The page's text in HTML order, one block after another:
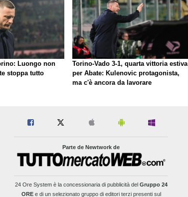
Luongo non
stoppa tutto
Torino-Vado 3-1, quarta vittoria estiva
per Abate: Kulenovic protagonista,
ma c'è ancora da lavorare
Parte de Newtwork de
24 Ore Systemè la concessionaria di pubblicità del Gruppo 24
OREe di un selezionato gruppo di editori terzi presenti sul